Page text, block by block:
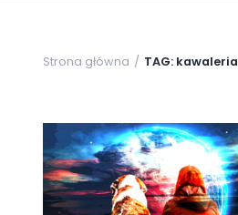
Strona główna TAG: kawaleria